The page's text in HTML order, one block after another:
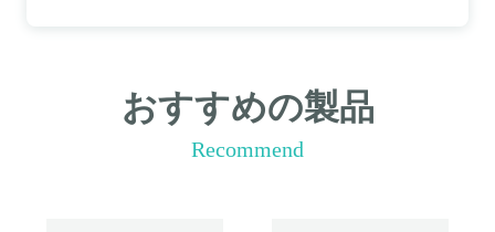
おすすめの製品
Recommend